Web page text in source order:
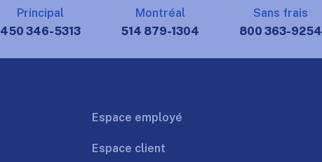
Principal
450 346-5313
Montréal
514 879-1304
Sans frais
800 363-9254
Espace employé
Espace client